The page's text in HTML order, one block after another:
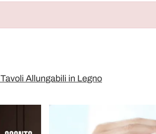
Tavoli Allungabili in Legno